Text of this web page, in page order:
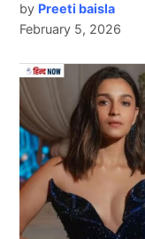
Zaheer Khan
दरअसल, इंटरनेट पर
(Zaheer Khan) ने
by Preeti baisla
February 5, 2026